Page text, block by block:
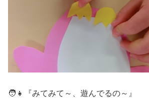
🧑👧『みてみて～、遊んでるの～』